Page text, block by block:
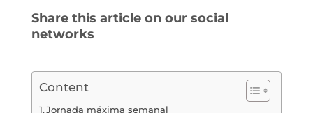
Share this article on our social
networks
Content
Jornada máxima semanal